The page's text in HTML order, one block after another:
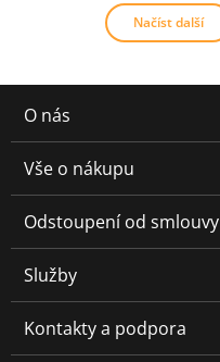
Načíst další
O nás
Vše o nákupu
Odstoupení od smlouvy
Služby
Kontakty a podpora